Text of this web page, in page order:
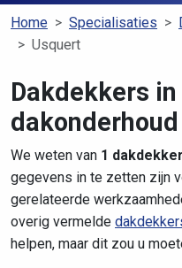
Home Specialisaties
Usquert
Dakdekkers
dakonderhoud
We weten van 1 dakdekker
gegevens in te zetten zijn
gerelateerde
overig vermelde
helpen, maar dit zou u